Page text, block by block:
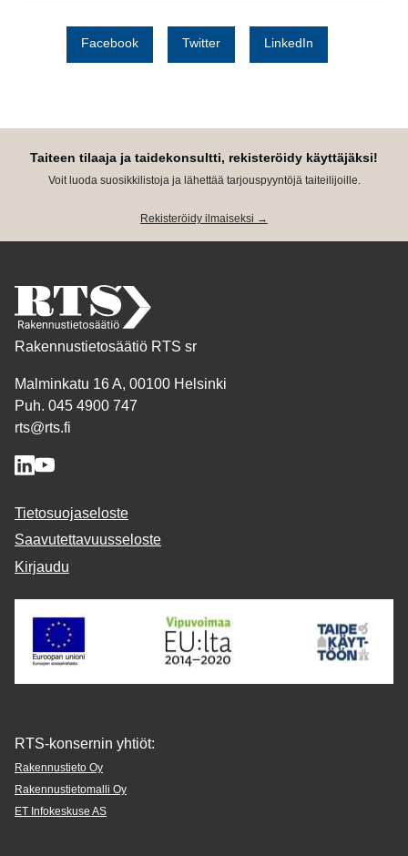
Facebook Twitter LinkedIn
Taiteen tilaaja ja taidekonsultti, rekisteröidy käyttäjäksi!
Voit luoda suosikkilistoja ja lähettää tarjouspyyntöjä taiteilijoille.
Rekisteröidy ilmaiseksi →
Rakennustietosäätiö RTS sr
Malminkatu 16 A, 00100 Helsinki
Puh. 045 4900 747
rts@rts.fi
Tietosuojaseloste
Saavutettavuusseloste
Kirjaudu
RTS-konsernin yhtiöt:
Rakennustieto Oy
Rakennustietomalli Oy
ET Infokeskuse AS